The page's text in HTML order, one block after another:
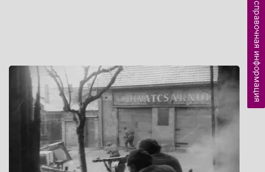
справочная информация